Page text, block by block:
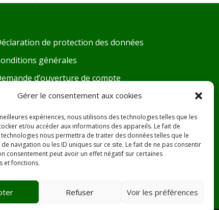
Gérer le consentement aux cookies
expériences, nous utilisons des technologies telles que les
et/ou accéder aux informations des appareils. Le fait de
technologies nous permettra de traiter des données telles que le
navigation ou les ID uniques sur ce site. Le fait de ne pas consentir
consentement peut avoir un effet négatif sur certaines
et fonctions.
Refuser Voir les préférences
de protection des données
générales
d’ouverture de compte
Fiches de sécurité
– Déclaration de Performance